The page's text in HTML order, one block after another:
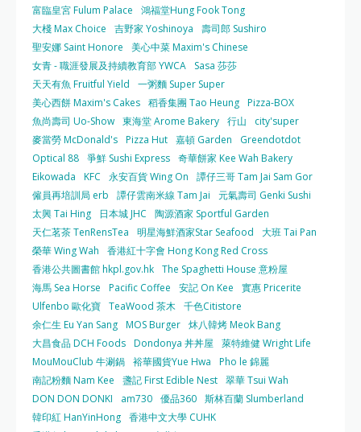
富臨皇宮 Fulum Palace
鴻福堂Hung Fook Tong
大棧 Max Choice
吉野家 Yoshinoya
壽司郎 Sushiro
聖安娜 Saint Honore
美心中菜 Maxim's Chinese
女青 - 職涯發展及持續教育部 YWCA
Sasa 莎莎
天天有魚 Fruitful Yield
一粥麵 Super Super
美心西餅 Maxim's Cakes 稻香集團 Tao Heung Pizza-BOX
魚尚壽司 Uo-Show 東海堂 Arome Bakery 行山
city'super
麥當勞 McDonald's Pizza Hut 嘉頓 Garden
Greendotdot
Optical 88 爭鮮 Sushi Express 奇華餅家 Kee Wah Bakery
Eikowada
KFC 永安百貨 Wing On
譚仔三哥 Tam Jai Sam Gor
僱員再培訓局 erb
譚仔雲南米線 Tam Jai
元氣壽司 Genki Sushi
太興 Tai Hing
日本城 JHC
陶源酒家 Sportful Garden
天仁茗茶 TenRensTea
明星海鮮酒家Star Seafood
大班 Tai Pan
榮華 Wing Wah
香港紅十字會 Hong Kong Red Cross
香港公共圖書館 hkpl.gov.hk The Spaghetti House 意粉屋
海馬 Sea Horse
Pacific Coffee 安記 On Kee
實惠 Pricerite
Ulfenbo 歐化寶 TeaWood 茶木 千色Citistore
余仁生 Eu Yan Sang MOS Burger 炑八韓烤 Meok Bang
大昌食品 DCH Foods Dondonya 丼丼屋
萊特維健 Wright Life
MouMouClub 牛涮鍋 裕華國貨Yue Hwa
Pho le 錦麗
南記粉麵 Nam Kee
盞記 First Edible Nest 翠華 Tsui Wah
DON DON DONKI
am730 優品360 斯林百蘭 Slumberland
韓印紅 HanYinHong 香港中文大學 CUHK